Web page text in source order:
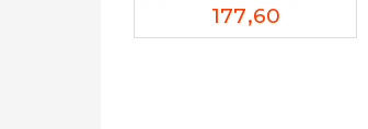
177,60